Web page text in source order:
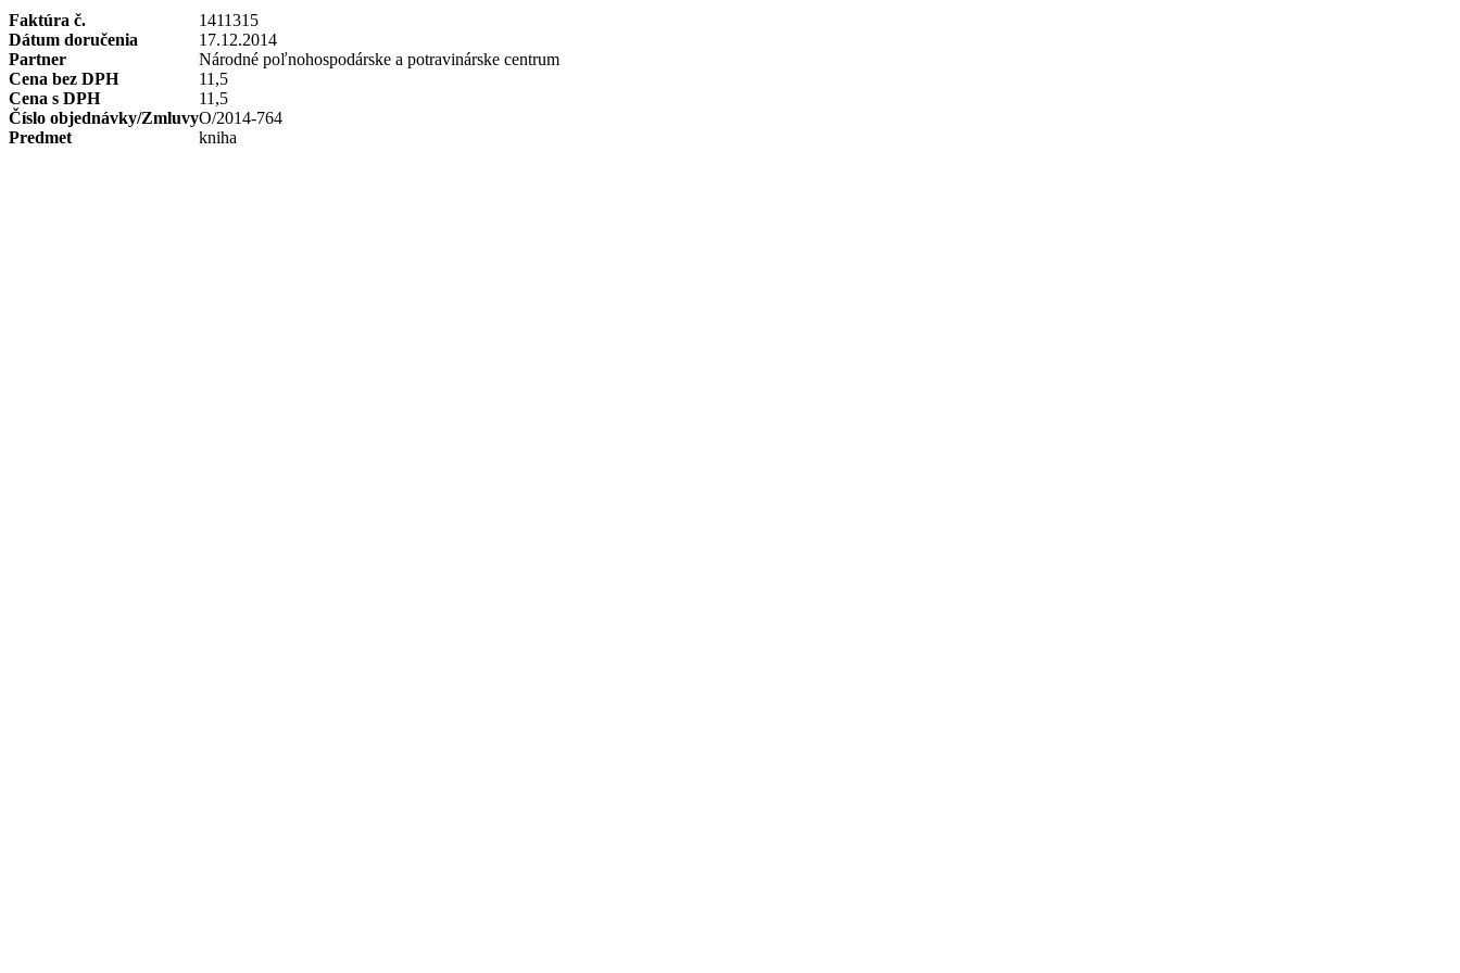
Faktúra č.
1411315
Dátum doručenia
17.12.2014
Partner
Národné poľnohospodárske a potravinárske centrum
Cena bez DPH
11,5
Cena s DPH
11,5
Číslo objednávky/ZmluvyO/2014-764
Predmet
kniha